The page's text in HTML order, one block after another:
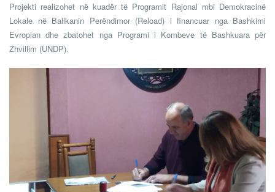
Projekti realizohet në kuadër të Programit Rajonal mbi Demokracinë
Lokale në Ballkanin Perëndimor (Reload) i financuar nga Bashkimi
Evropian dhe zbatohet nga Programi i Kombeve të Bashkuara për
Zhvillim (UNDP).